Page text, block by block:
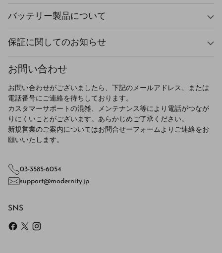
バッテリー製品について
保証に関してのお知らせ
お問い合わせ
お問い合わせがございましたら、下記のメールアドレス、または
電話番号にご連絡を待ちしております。
カスタマーサポートの混雑、メンテナンス等により電話がつなが
りにくいことがございます。あらかじめご了承ください。
新規営業のご案内についてはお問合せーフォームよりご連絡をお
願いいたします。
03-3585-6054
support@modernity.jp
SNS